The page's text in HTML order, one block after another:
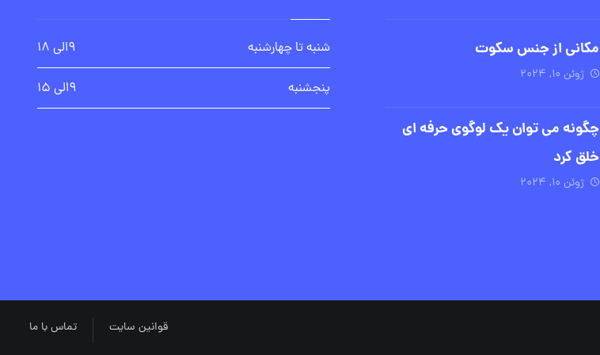
مکانی از جنس سکوت
ژوئن ۱۰, ۲۰۲۴
چگونه می توان یک لوگوی حرفه ای
خلق کرد
ژوئن ۱۰, ۲۰۲۴
شنبه تا چهارشنبه ۹الی ۱۸
پنجشنبه ۹الی ۱۵
تماس با ما قوانین سایت